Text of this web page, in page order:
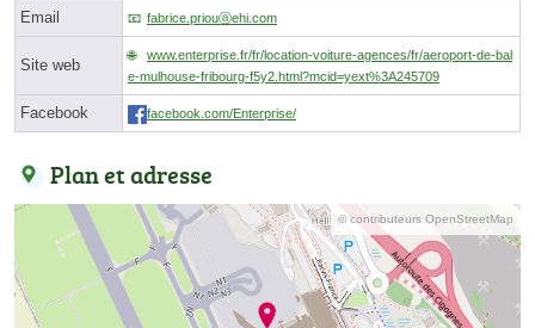
Email fabrice.priouⓐehi.com
Site web
www.enterprise.fr/fr/location-voiture-agences/fr/aeroport-de-bal
e-mulhouse-fribourg-f5y2.html?mcid=yext%3A245709
Facebook facebook.com/Enterprise/
Plan et adresse
© contributeurs OpenStreetMap